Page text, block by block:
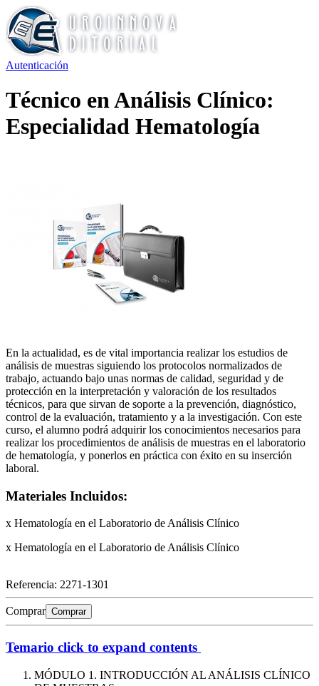
Autenticación
Técnico en Análisis Clínico:
Especialidad Hematología
En la actualidad, es de vital importancia realizar los estudios de
análisis de muestras siguiendo los protocolos normalizados de
trabajo, actuando bajo unas normas de calidad, seguridad y de
protección en la interpretación y valoración de los resultados
técnicos, para que sirvan de soporte a la prevención, diagnóstico,
control de la evaluación, tratamiento y a la investigación. Con este
curso, el alumno podrá adquirir los conocimientos necesarios para
realizar los procedimientos de análisis de muestras en el laboratorio
de hematología, y ponerlos en práctica con éxito en su inserción
laboral.
Materiales Incluidos:
x Hematología en el Laboratorio de Análisis Clínico
x Hematología en el Laboratorio de Análisis Clínico
Referencia: 2271-1301
Comprar Comprar
Temario click to expand contents
MÓDULO 1. INTRODUCCIÓN AL ANÁLISIS CLÍNICO